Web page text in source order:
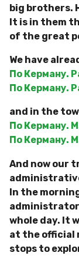
big brothers.
It is in them
of the great
We have
По Керману.
По Керману.
and in the
По Керману.
По Керману.
And now our
In the
administrator
whole day. It
at the official
stops to